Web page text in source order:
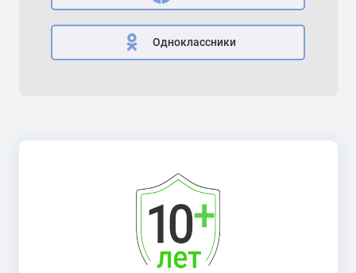
Одноклассники